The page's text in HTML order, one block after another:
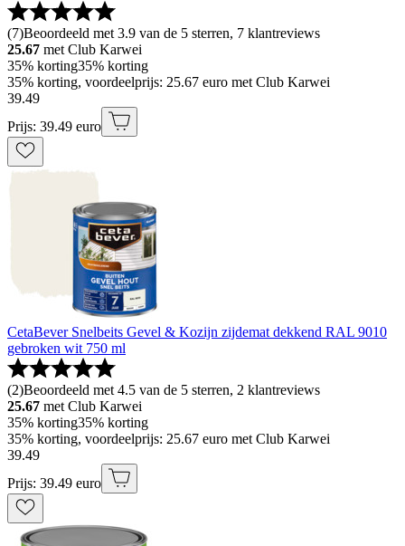
(7)Beoordeeld met 3.9 van de 5 sterren, 7 klantreviews
25.67 met Club Karwei
35% korting35% korting
35% korting, voordeelprijs: 25.67 euro met Club Karwei
39.49
Prijs: 39.49 euro
CetaBever Snelbeits Gevel & Kozijn zijdemat dekkend RAL 9010
gebroken wit 750 ml
(2)Beoordeeld met 4.5 van de 5 sterren, 2 klantreviews
25.67 met Club Karwei
35% korting35% korting
35% korting, voordeelprijs: 25.67 euro met Club Karwei
39.49
Prijs: 39.49 euro